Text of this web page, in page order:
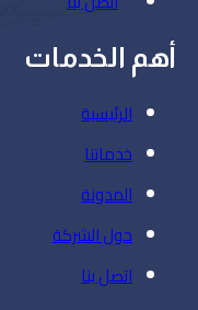
أهم الخدمات
الرئيسية
خدماتنا
المدونة
حول الشركة
اتصل بنا